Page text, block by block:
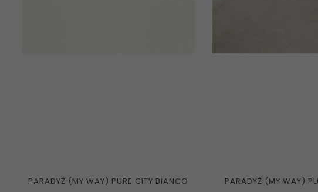
PARADYŻ (MY WAY) PURE CITY BIANCO
PARADYŻ (MY WAY)